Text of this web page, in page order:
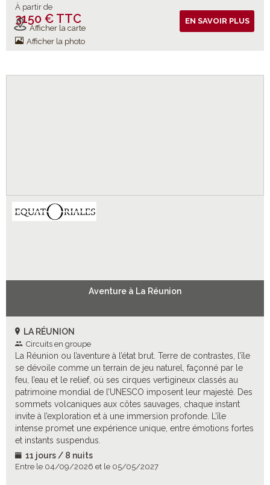
À partir de
3150 € TTC
Vols inclus
Afficher la carte
Afficher la photo
EN SAVOIR PLUS
Aventure à La Réunion
LA RÉUNION
Circuits en groupe
La Réunion ou l’aventure à l’état brut. Terre de contrastes, l’île
se dévoile comme un terrain de jeu naturel, façonné par le
feu, l’eau et le relief, où ses cirques vertigineux classés au
patrimoine mondial de l’UNESCO imposent leur majesté. Des
sommets volcaniques aux côtes sauvages, chaque instant
invite à l’exploration et à une immersion profonde. L’île
intense promet une expérience unique, entre émotions fortes
et instants suspendus.
11 jours / 8 nuits
Entre le 04/09/2026 et le 05/05/2027